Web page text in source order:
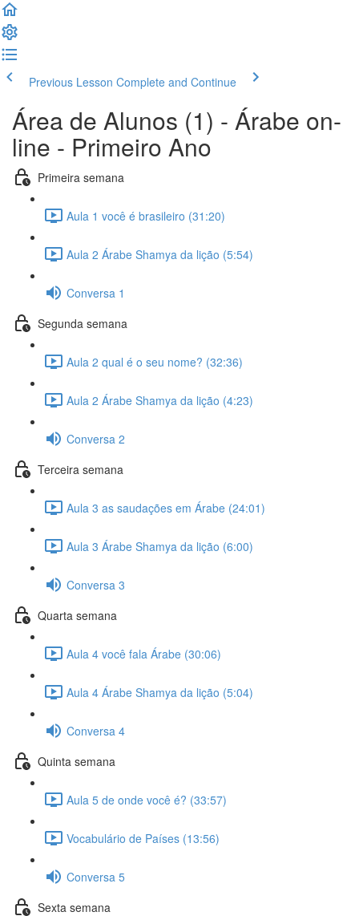
Previous Lesson Complete and Continue
Área de Alunos (1) - Árabe on-
line - Primeiro Ano
Primeira semana
Aula 1 você é brasileiro (31:20)
Aula 2 Árabe Shamya da lição (5:54)
Conversa 1
Segunda semana
Aula 2 qual é o seu nome? (32:36)
Aula 2 Árabe Shamya da lição (4:23)
Conversa 2
Terceira semana
Aula 3 as saudações em Árabe (24:01)
Aula 3 Árabe Shamya da lição (6:00)
Conversa 3
Quarta semana
Aula 4 você fala Árabe (30:06)
Aula 4 Árabe Shamya da lição (5:04)
Conversa 4
Quinta semana
Aula 5 de onde você é? (33:57)
Vocabulário de Países (13:56)
Conversa 5
Sexta semana